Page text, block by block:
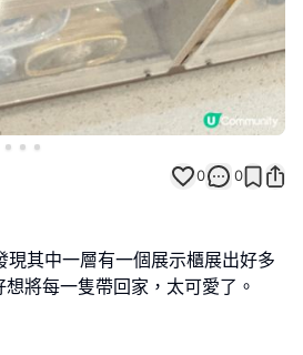
0 0
其中一層有一個展示櫃展出好多